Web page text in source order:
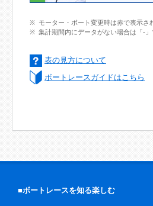
モーター・ボート変更時は赤で表示さ
集計期間内にデータがない場合は「-」
表の見方について
ボートレースガイドはこちら
■ボートレースを知る楽しむ